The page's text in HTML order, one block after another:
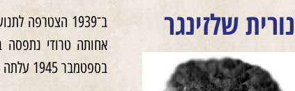
נורית שלזינגר
ב־1939
בספטמבר 1945 עלתה לארץ. הייתה חברה בכפר החורש. משם עברה לקלמניה ולבסוף לירושלים.